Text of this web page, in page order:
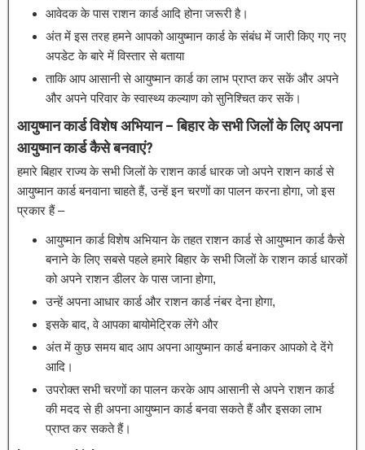
आवेदक के पास राशन कार्ड आदि होना जरूरी है।
अंत में इस तरह हमने आपको आयुष्मान कार्ड के संबंध में जारी किए गए नए
अपडेट के बारे में विस्तार से बताया
ताकि आप आसानी से आयुष्मान कार्ड का लाभ प्राप्त कर सकें और अपने
और अपने परिवार के स्वास्थ्य कल्याण को सुनिश्चित कर सकें।
आयुष्मान कार्ड विशेष अभियान – बिहार के सभी जिलों के लिए अपना
आयुष्मान कार्ड कैसे बनवाएं?
हमारे बिहार राज्य के सभी जिलों के राशन कार्ड धारक जो अपने राशन कार्ड से
आयुष्मान कार्ड बनवाना चाहते हैं, उन्हें इन चरणों का पालन करना होगा, जो इस
प्रकार हैं –
आयुष्मान कार्ड विशेष अभियान के तहत राशन कार्ड से आयुष्मान कार्ड कैसे
बनाने के लिए सबसे पहले हमारे बिहार के सभी जिलों के राशन कार्ड धारकों
को अपने राशन डीलर के पास जाना होगा,
उन्हें अपना आधार कार्ड और राशन कार्ड नंबर देना होगा,
इसके बाद, वे आपका बायोमेट्रिक लेंगे और
अंत में कुछ समय बाद आप अपना आयुष्मान कार्ड बनाकर आपको दे देंगे
आदि।
उपरोक्त सभी चरणों का पालन करके आप आसानी से अपने राशन कार्ड
की मदद से ही अपना आयुष्मान कार्ड बनवा सकते हैं और इसका लाभ
प्राप्त कर सकते हैं।